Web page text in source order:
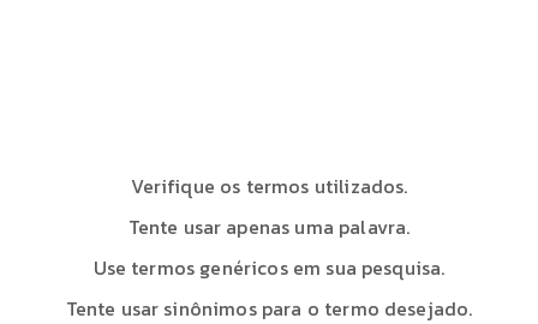
Verifique os termos utilizados.
Tente usar apenas uma palavra.
Use termos genéricos em sua pesquisa.
Tente usar sinônimos para o termo desejado.